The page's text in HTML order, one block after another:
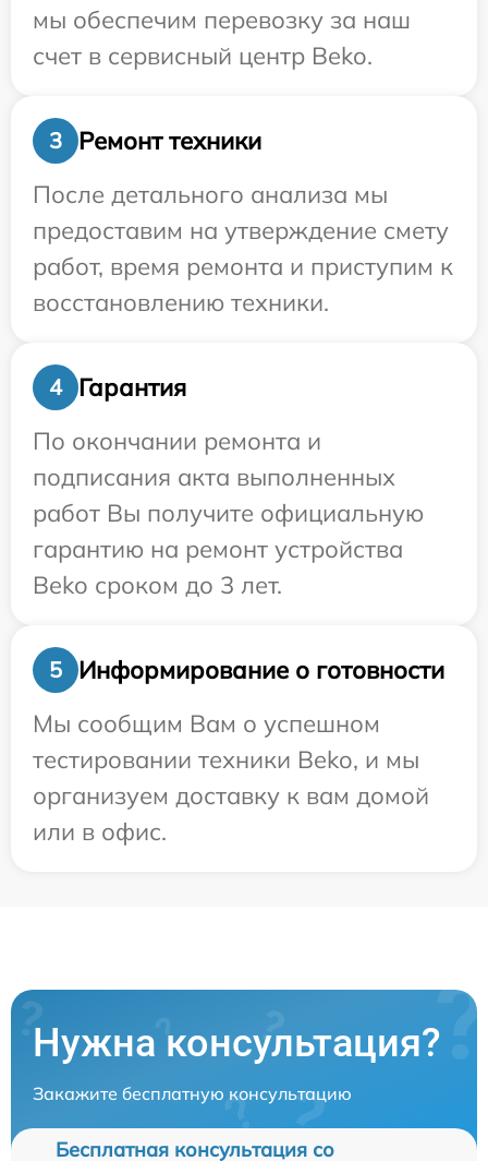
мы обеспечим перевозку за наш
счет в сервисный центр Beko.
3
Ремонт техники
После детального анализа мы
предоставим на утверждение смету
работ, время ремонта и приступим к
восстановлению техники.
4
Гарантия
По окончании ремонта и
подписания акта выполненных
работ Вы получите официальную
гарантию на ремонт устройства
Beko сроком до 3 лет.
5
Информирование о готовности
Мы сообщим Вам о успешном
тестировании техники Beko, и мы
организуем доставку к вам домой
или в офис.
Нужна консультация?
Закажите бесплатную консультацию
Бесплатная консультация со